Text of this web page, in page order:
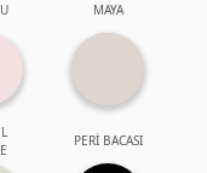
MAYA
PERİ BACASI